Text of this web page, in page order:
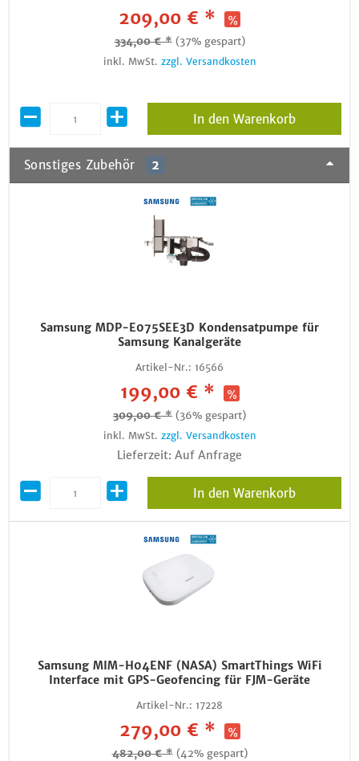
209,00 € *
334,00 € * (37% gespart)
inkl. MwSt. zzgl. Versandkosten
In den Warenkorb
Sonstiges Zubehör 2
Samsung MDP-E075SEE3D Kondensatpumpe für
Samsung Kanalgeräte
Artikel-Nr.: 16566
199,00 € *
309,00 € * (36% gespart)
inkl. MwSt. zzgl. Versandkosten
Lieferzeit: Auf Anfrage
In den Warenkorb
Samsung MIM-H04ENF (NASA) SmartThings WiFi
Interface mit GPS-Geofencing für FJM-Geräte
Artikel-Nr.: 17228
279,00 € *
482,00 € * (42% gespart)